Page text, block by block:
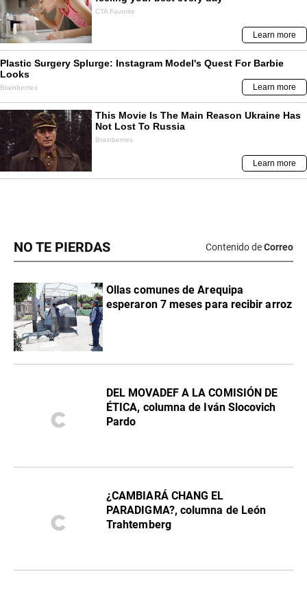
NO TE PIERDAS Contenido deCorreo
Ollas comunes de Arequipa
esperaron 7 meses para recibir arroz
DEL MOVADEF A LA COMISIÓN DE
ÉTICA, columna de Iván Slocovich
Pardo
¿CAMBIARÁ CHANG EL
PARADIGMA?, columna de León
Trahtemberg